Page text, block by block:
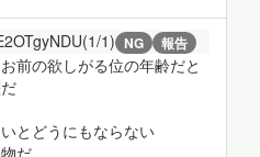
1) NG 報告
前の欲しがる位の年齢だと
とどうにもならない
だ